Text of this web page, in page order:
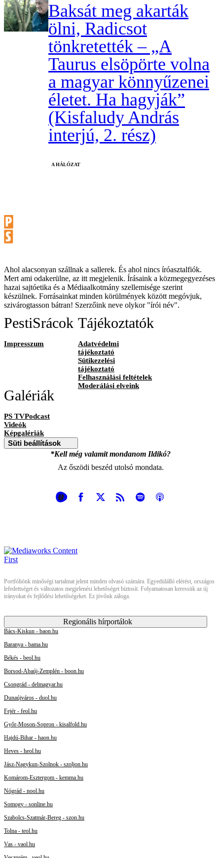
Baksát meg akarták
ölni, Radicsot
tönkretették – „A
Taurus elsöpörte volna
a magyar könnyűzenei
életet. Ha hagyják”
(Kisfaludy András
interjú, 2. rész)
A HÁLÓZAT
Ahol alacsonyan szállnak a sallerek. És ahol nincs íróasztalfiók.
Mert ami odakerülne, az itt megjelenik. Írásaink a közmegegyezéses
hazai sajtóetika és a Médiaalkotmány szellemisége szerint
készülnek. Forrásainkat minden körülmények között megóvjuk,
szivárogtasson bátran! Szerzőink neve olykor "írói név".
PestiSrácok
Impresszum
Tájékoztatók
Adatvédelmi
tájékoztató
Sütikezelési
tájékoztató
Felhasználási feltételek
Moderálási elveink
Galériák
PS TVPodcast
Videók
Képgalériák
Süti beállítások
*Kell még valamit mondanom Ildikó?
Az őszödi beszéd utolsó mondata.
Portfóliónk minőségi tartalmat jelent minden olvasó számára. Egyedülálló elérést, országos
lefedettséget és változatos megjelenési lehetőséget biztosít. Folyamatosan keressük az új
irányokat és fejlődési lehetőségeket. Ez jövőnk záloga.
Regionális hírportálok
Bács-Kiskun - baon.hu
Baranya - bama.hu
Békés - beol.hu
Borsod-Abaúj-Zemplén - boon.hu
Csongrád - delmagyar.hu
Dunaújváros - duol.hu
Fejér - feol.hu
Győr-Moson-Sopron - kisalfold.hu
Hajdú-Bihar - haon.hu
Heves - heol.hu
Jász-Nagykun-Szolnok - szoljon.hu
Komárom-Esztergom - kemma.hu
Nógrád - nool.hu
Somogy - sonline.hu
Szabolcs-Szatmár-Bereg - szon.hu
Tolna - teol.hu
Vas - vaol.hu